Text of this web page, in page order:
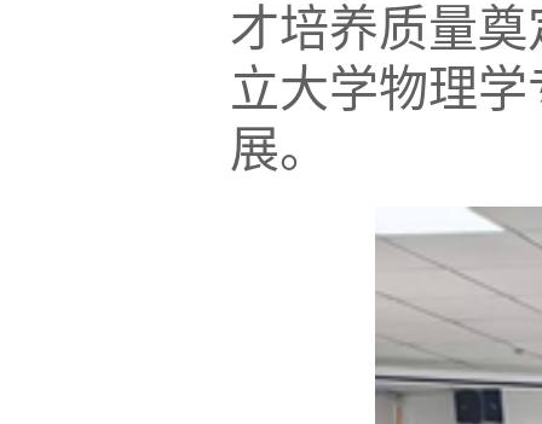
才培养质量
立大学物理
展。